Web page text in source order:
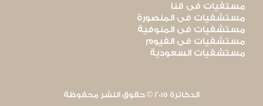
مستفيات فى قنا
مستشفيات فى المنصورة
مستشفيات فى المنوفية
مستشفيات فى الفيوم
مستشفيات السعودية
الدكاترة 2015 © حقوق النشر محفوظة